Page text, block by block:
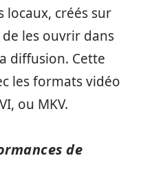
locaux, créés sur
les ouvrir dans
diffusion. Cette
les formats vidéo
ou MKV.
de